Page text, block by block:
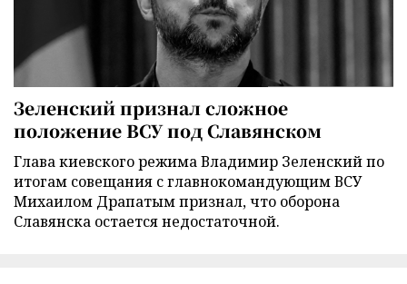
Зеленский признал сложное
положение ВСУ под Славянском
Глава киевского режима Владимир Зеленский по
итогам совещания с главнокомандующим ВСУ
Михаилом Драпатым признал, что оборона
Славянска остается недостаточной.